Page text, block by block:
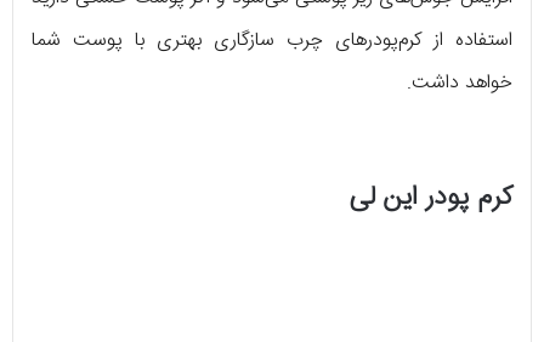
استفاده از کرم‌پودرهای چرب سازگاری بهتری با پوست شما
خواهد داشت.
کرم پودر این لی